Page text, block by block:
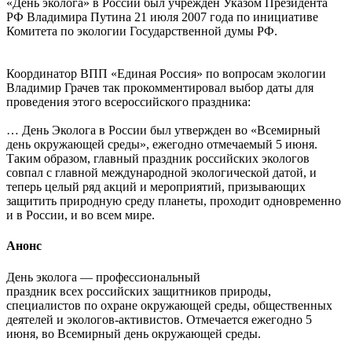
«День эколога» в России был учрежден Указом Президента
РФ Владимира Путина 21 июля 2007 года по инициативе
Комитета по экологии Государственной думы РФ.
Координатор ВПП «Единая Россия» по вопросам экологии
Владимир Грачев так прокомментировал выбор даты для
проведения этого всероссийского праздника:
… День Эколога в России был утвержден во «Всемирный
день окружающей среды», ежегодно отмечаемый 5 июня.
Таким образом, главный праздник российских экологов
совпал с главной международной экологической датой, и
теперь целый ряд акций и мероприятий, призывающих
защитить природную среду планеты, проходит одновременно
и в России, и во всем мире.
Анонс
День эколога — профессиональный
праздник всех российских защитников природы,
специалистов по охране окружающей среды, общественных
деятелей и экологов-активистов. Отмечается ежегодно 5
июня, во Всемирный день окружающей среды.